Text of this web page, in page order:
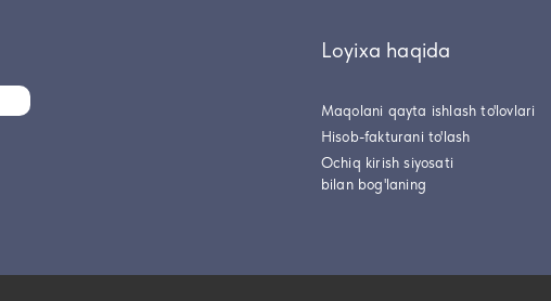
Loyixa haqida
Maqolani qayta ishlash to'lovlari
Hisob-fakturani to'lash
Ochiq kirish siyosati
bilan bog'laning